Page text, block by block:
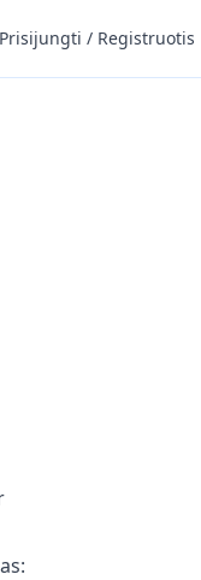
Prisijungti / Registruotis